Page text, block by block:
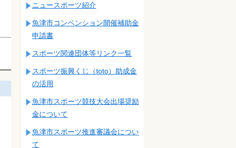
ニュースポーツ紹介
魚津市コンベンション開催補助金
申請書
スポーツ関連団体等リンク一覧
スポーツ振興くじ（toto）助成金
の活用
魚津市スポーツ競技大会出場奨励
金について
魚津市スポーツ推進審議会につい
て